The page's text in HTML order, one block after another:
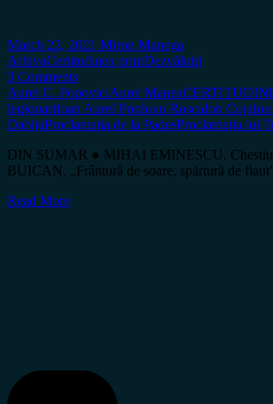
March 22, 2021 Miron Manega
ArhivaCertitudinea printDezvăluiri
3 Comments
Aurel C. PopoviciAurel Manea
legionariIoan Aurel PopIoan RoșcaIon CojaIon
DabijaProclamația de la PadeșProclamația lui
DIN SUMAR ● MIHAI EMINESCU.
BUICAN. „Frântură de soare, spărtură de
Read More